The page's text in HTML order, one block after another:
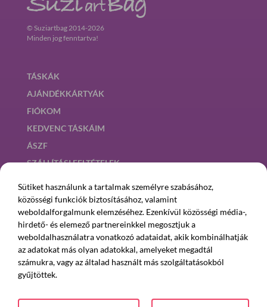
© Suziartbag 2014-2026
Minden jog fenntartva!
TÁSKÁK
AJÁNDÉKKÁRTYÁK
FIÓKOM
KEDVENC TÁSKÁIM
ÁSZF
SZÁLLÍTÁSI FELTÉTELEK
SÜTI BEÁLLÍTÁSOK
Kövesd Suzit!
Sütiket használunk a tartalmak személyre szabásához,
közösségi funkciók biztosításához, valamint
weboldalforgalmunk elemzéséhez. Ezenkívül közösségi média-,
hirdető- és elemező partnereinkkel megosztjuk a
weboldalhasználatra vonatkozó adataidat, akik kombinálhatják
az adatokat más olyan adatokkal, amelyeket megadtál
számukra, vagy az általad használt más szolgáltatásokból
gyűjtöttek.